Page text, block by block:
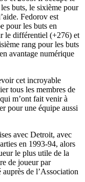
buts, le sixième pour
Fedorov est
pour les buts en
le différentiel (+276) et
rang pour les buts
avantage numérique
cet incroyable
tous les membres de
m’ont fait venir à
pour une équipe aussi
avec Detroit, avec
en 1993-94, alors
le plus utile de la
de joueur par
de l’Association